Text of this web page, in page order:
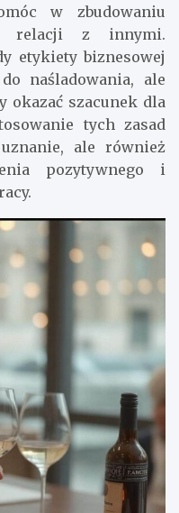
w zbudowaniu
z innymi.
etykiety biznesowej
naśladowania, ale
okazać szacunek dla
tych zasad
ale również
pozytywnego i